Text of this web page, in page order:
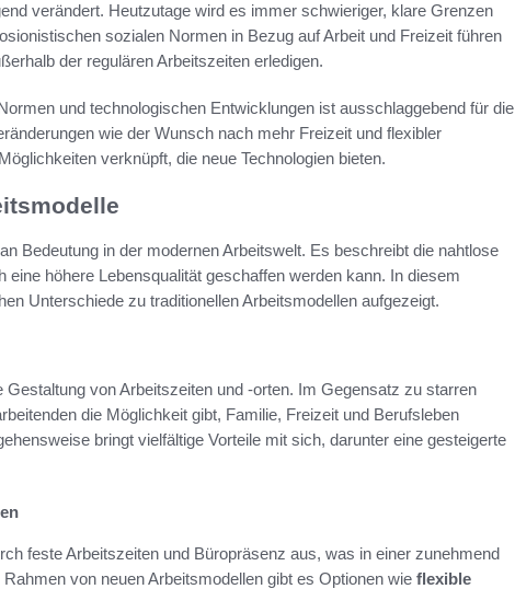
verändert. Heutzutage wird es immer schwieriger, klare Grenzen
sozialen Normen in Bezug auf Arbeit und Freizeit führen
der regulären Arbeitszeiten erledigen.
und technologischen Entwicklungen ist ausschlaggebend für die
wie der Wunsch nach mehr Freizeit und flexibler
verknüpft, die neue Technologien bieten.
Bedeutung in der modernen Arbeitswelt. Es beschreibt die nahtlose
höhere Lebensqualität geschaffen werden kann. In diesem
Unterschiede zu traditionellen Arbeitsmodellen aufgezeigt.
Gestaltung von Arbeitszeiten und -orten. Im Gegensatz zu starren
die Möglichkeit gibt, Familie, Freizeit und Berufsleben
bringt vielfältige Vorteile mit sich, darunter eine gesteigerte
feste Arbeitszeiten und Büropräsenz aus, was in einer zunehmend
von neuen Arbeitsmodellen gibt es Optionen wie flexible